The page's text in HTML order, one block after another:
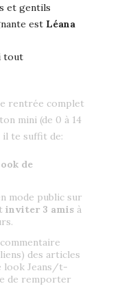
et gentils
est Léana
tout
rentrée complet
mini (de 0 à 14
il te suffit de:
de
mode public sur
inviter 3 amis à
des articles
look Jeans/t-
de remporter